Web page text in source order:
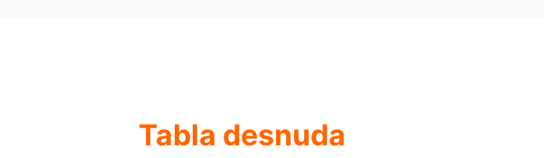
Tabla desnuda